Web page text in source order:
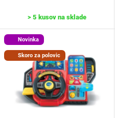
> 5 kusov na sklade
Novinka
Skoro za polovic